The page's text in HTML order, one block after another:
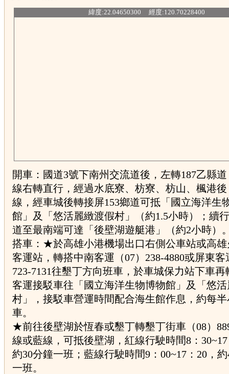
緯度:22.04650300 經度:120.70228400
開車：國道3號下南州交流道後，左轉187乙縣
線右轉直行，經過水底寮、枋寮、枋山、楓港後
線，經車城後轉接屏153鄉道可抵「國立海洋生
館」及「悠活麗緻渡假村」（約1.5小時）；續
道至最南端可達「後壁湖遊艇港」（約2小時）
搭車：★於高雄小港機場出口右側公車站或高雄
客運站，轉搭中南客運（07）238-4880或屏東客
723-7131往墾丁方向班車，於車城保力站下車再
客運接駁車往「國立海洋生物博物館」及「悠
村」，接駁車營運時間配合海生館作息，約每
車。
★前往後壁湖於恆春或墾丁轉墾丁街車（08）
線或藍線，可抵後壁湖，紅線行駛時間8：
約30分鐘一班；藍線行駛時間9：00~17：20，
一班。